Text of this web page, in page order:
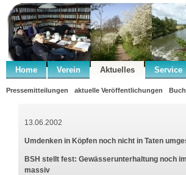
Home Verein Aktuelles Service
Pressemitteilungen aktuelle Veröffentlichungen
13.06.2002
Umdenken in Köpfen noch nicht in Taten
BSH stellt fest: Gewässerunterhaltung noch
massiv